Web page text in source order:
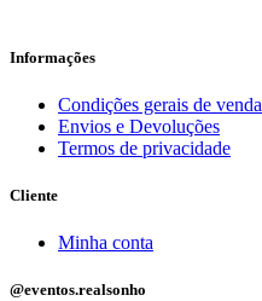
Informações
Condições gerais de venda
Envios e Devoluções
Termos de privacidade
Cliente
Minha conta
@eventos.realsonho